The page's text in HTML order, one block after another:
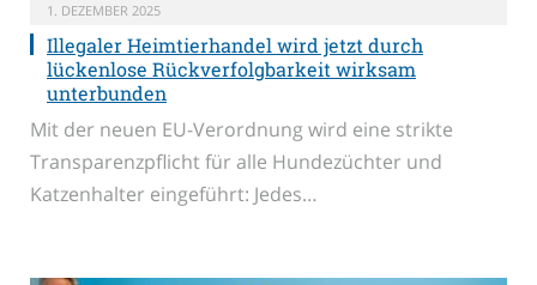
1. DEZEMBER 2025
Illegaler Heimtierhandel wird jetzt durch
lückenlose Rückverfolgbarkeit wirksam
unterbunden
Mit der neuen EU-Verordnung wird eine strikte
Transparenzpflicht für alle Hundezüchter und
Katzenhalter eingeführt: Jedes…